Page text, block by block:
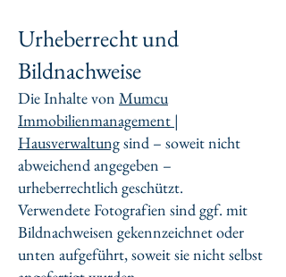
Urheberrecht und
Bildnachweise
Die Inhalte von Mumcu
Immobilienmanagement |
Hausverwaltungsind – soweit nicht
abweichend angegeben –
urheberrechtlich geschützt.
Verwendete Fotografien sind ggf. mit
Bildnachweisen gekennzeichnet oder
unten aufgeführt, soweit sie nicht selbst